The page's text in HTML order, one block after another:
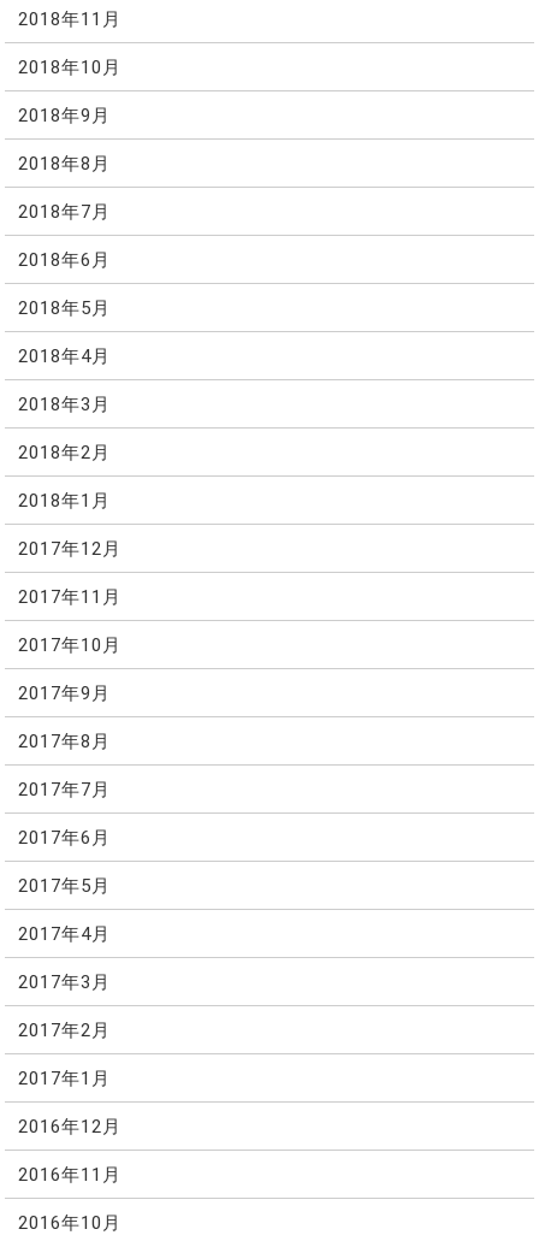
2018年11月
2018年10月
2018年9月
2018年8月
2018年7月
2018年6月
2018年5月
2018年4月
2018年3月
2018年2月
2018年1月
2017年12月
2017年11月
2017年10月
2017年9月
2017年8月
2017年7月
2017年6月
2017年5月
2017年4月
2017年3月
2017年2月
2017年1月
2016年12月
2016年11月
2016年10月